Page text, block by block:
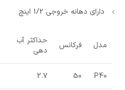
دارای دهانه خروجی 1/2 اینچ
مدل فرکانس
حداکثر آب
دهی
P40
50
2.7